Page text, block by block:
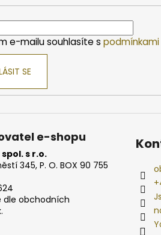
e-mailu souhlasíte s
SE
e-shopu
s r.o.
345, P. O. BOX 90 755
dle obchodních